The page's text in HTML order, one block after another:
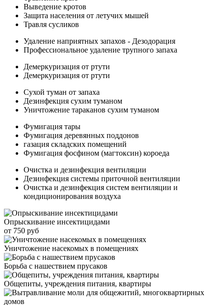
Выведение кротов
Защита населения от летучих мышей
Травля сусликов
Удаление наприятных запахов - Дезодорация
Профессиональное удаление трупного запаха
Демеркуризация от ртути
Демеркуризация от ртути
Сухой туман от запаха
Дезинфекция сухим туманом
Уничтожение тараканов сухим туманом
Фумигация тары
Фумигация деревянных поддонов
газация складских помещений
Фумигация фосфином (магтоксин) короеда
Очистка и дезинфекция вентиляции
Дезинфекция системы приточной вентиляции
Очистка и дезинфекция систем вентиляции и
кондиционирования воздуха
Опрыскивание инсектицидами
от 750 руб
Уничтожение насекомых в помещениях
Борьба с нашествием прусаков
Общепиты, учреждения питания, квартиры